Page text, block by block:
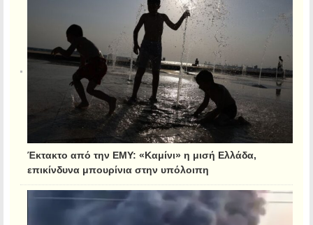
Έκτακτο από την ΕΜΥ: «Καμίνι» η μισή Ελλάδα,
επικίνδυνα μπουρίνια στην υπόλοιπη